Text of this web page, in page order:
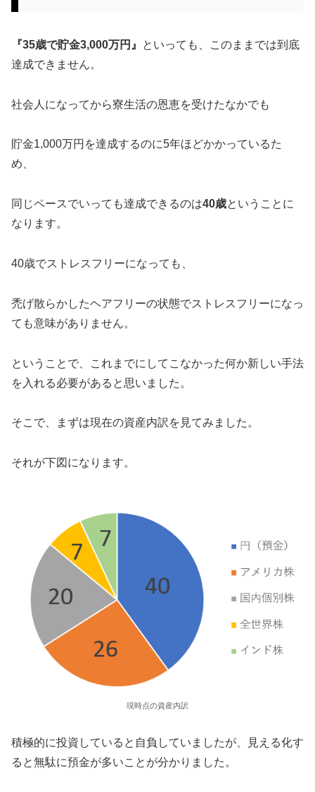
『35歳で貯金3,000万円』
といっても、このままでは到底
達成できません。
社会人になってから寮生活の恩恵を受けたなかでも
貯金1,000万円を達成するのに5年ほどかかっているた
め、
同じペースでいっても達成できるのは40歳ということに
なります。
40歳でストレスフリーになっても、
禿げ散らかしたヘアフリーの状態でストレスフリーになっ
ても意味がありません。
ということで、これまでにしてこなかった何か新しい手法
を入れる必要があると思いました。
そこで、まずは現在の資産内訳を見てみました。
それが下図になります。
現時点の資産内訳
積極的に投資していると自負していましたが、見える化す
ると無駄に預金が多いことが分かりました。